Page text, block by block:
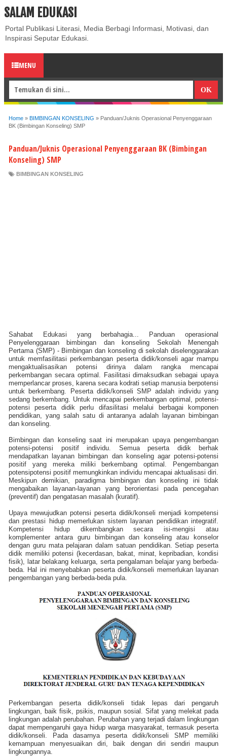
ABOUT CONTACT US
SALAM EDUKASI
Portal Publikasi Literasi, Media Berbagi Informasi, Motivasi, dan
Inspirasi Seputar Edukasi.
MENU
Home » BIMBINGAN KONSELING » Panduan/Juknis Operasional Penyenggaraan
BK (Bimbingan Konseling) SMP
Panduan/Juknis Operasional Penyenggaraan BK (Bimbingan
Konseling) SMP
BIMBINGAN KONSELING
Sahabat Edukasi yang berbahagia... Panduan operasional
Penyelenggaraan bimbingan dan konseling Sekolah Menengah
Pertama (SMP) - Bimbingan dan konseling di sekolah diselenggarakan
untuk memfasilitasi perkembangan peserta didik/konseli agar mampu
mengaktualisasikan potensi dirinya dalam rangka mencapai
perkembangan secara optimal. Fasilitasi dimaksudkan sebagai upaya
memperlancar proses, karena secara kodrati setiap manusia berpotensi
untuk berkembang. Peserta didik/konseli SMP adalah individu yang
sedang berkembang. Untuk mencapai perkembangan optimal, potensi-
potensi peserta didik perlu difasilitasi melalui berbagai komponen
pendidikan, yang salah satu di antaranya adalah layanan bimbingan
dan konseling.
Bimbingan dan konseling saat ini merupakan upaya pengembangan
potensi-potensi positif individu. Semua peserta didik berhak
mendapatkan layanan bimbingan dan konseling agar potensi-potensi
positif yang mereka miliki berkembang optimal. Pengembangan
potensipotensi positif memungkinkan individu mencapai aktualisasi diri.
Meskipun demikian, paradigma bimbingan dan konseling ini tidak
mengabaikan layanan-layanan yang berorientasi pada pencegahan
(preventif) dan pengatasan masalah (kuratif).
Upaya mewujudkan potensi peserta didik/konseli menjadi kompetensi
dan prestasi hidup memerlukan sistem layanan pendidikan integratif.
Kompetensi hidup dikembangkan secara isi-mengisi atau
komplementer antara guru bimbingan dan konseling atau konselor
dengan guru mata pelajaran dalam satuan pendidikan. Setiap peserta
didik memiliki potensi (kecerdasan, bakat, minat, kepribadian, kondisi
fisik), latar belakang keluarga, serta pengalaman belajar yang berbeda-
beda. Hal ini menyebabkan peserta didik/konseli memerlukan layanan
pengembangan yang berbeda-beda pula.
Perkembangan peserta didik/konseli tidak lepas dari pengaruh
lingkungan, baik fisik, psikis, maupun sosial. Sifat yang melekat pada
lingkungan adalah perubahan. Perubahan yang terjadi dalam lingkungan
dapat mempengaruhi gaya hidup warga masyarakat, termasuk peserta
didik/konseli. Pada dasarnya peserta didik/konseli SMP memiliki
kemampuan menyesuaikan diri, baik dengan diri sendiri maupun
lingkungannya.